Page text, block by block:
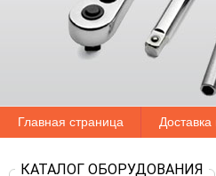
Главная страница
КАТАЛОГ ОБОРУДОВАНИЯ